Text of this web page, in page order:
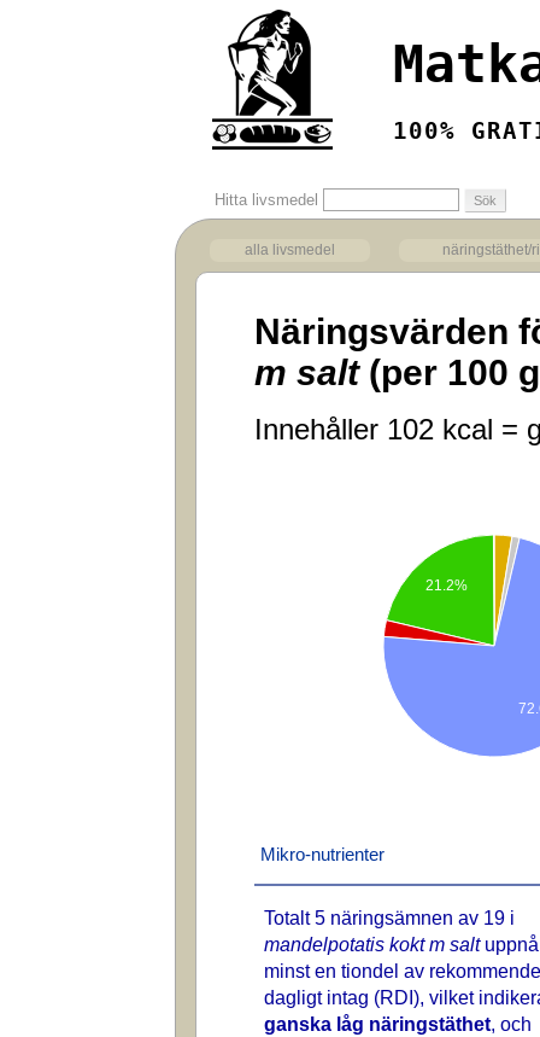
100%
Hitta livsmedel
alla livsmedel näringstäthet/
Näringsvärden
m salt(per 100
Innehåller 102 kcal =
21.2%
Mikro-nutrienter
Totalt 5 näringsämnen av 19 i
mandelpotatis kokt m salt
minst en tiondel av
dagligt intag (RDI), vilket
ganska låg näringstäthet, och